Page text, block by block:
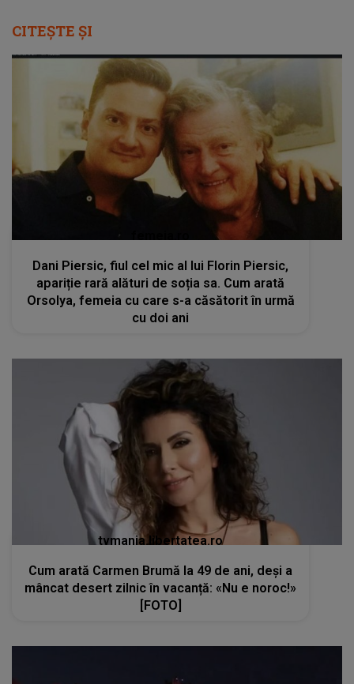
CITEȘTE ȘI
Dani Piersic, fiul cel mic al lui Florin Piersic,
apariție rară alături de soția sa. Cum arată
Orsolya, femeia cu care s-a căsătorit în urmă
cu doi ani
tvmania.libertatea.ro
Cum arată Carmen Brumă la 49 de ani, deși a
mâncat desert zilnic în vacanță: «Nu e noroc!»
[FOTO]